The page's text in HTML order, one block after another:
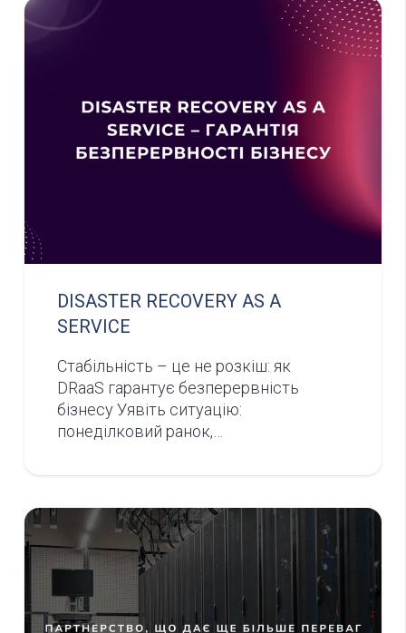
DISASTER RECOVERY AS A
SERVICE
Стабільність – це не розкіш: як
DRaaS гарантує безперервність
бізнесу Уявіть ситуацію:
понеділковий ранок,…